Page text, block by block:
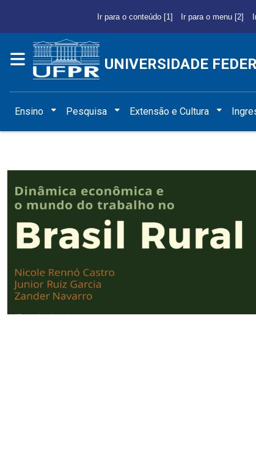
Ir para o conteúdo [1] Ir para o menu [2]
UNIVERSIDADE
Ensino Pesquisa Extensão e Cultura